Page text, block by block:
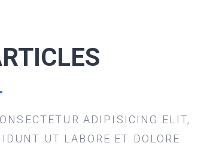
ADIPISICING ELIT,
UT LABORE ET DOLORE